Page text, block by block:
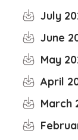
July
June
May
April
March